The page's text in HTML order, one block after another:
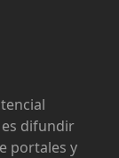
es difundir
portales y